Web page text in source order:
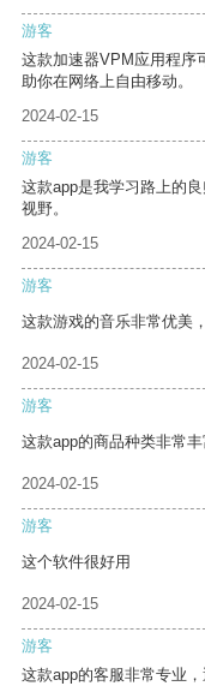
游客
这款加速器VPM应用程序
助你在网络上自由移动。
2024-02-15
游客
这款app是我学习路上的
视野。
2024-02-15
游客
这款游戏的音乐非常优美
2024-02-15
游客
这款app的商品种类非常
2024-02-15
游客
这个软件很好用
2024-02-15
游客
这款app的客服非常专业